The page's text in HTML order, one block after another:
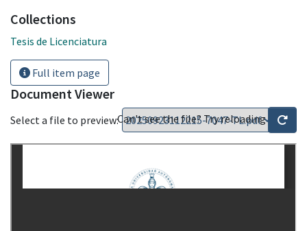
Collections
Tesis de Licenciatura
Full item page
Document Viewer
Select a file to preview:Can't see the file? Try reloading